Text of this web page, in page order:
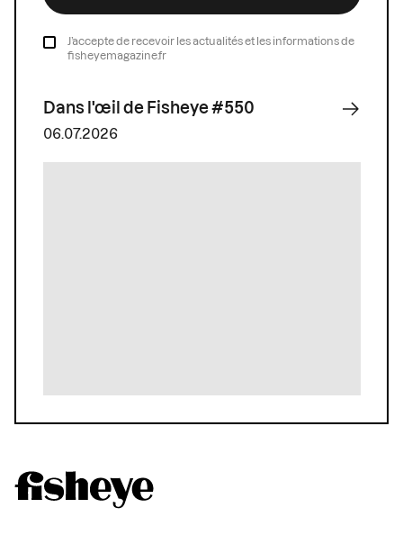
J’accepte de recevoir les actualités et les informations de
fisheyemagazine.fr
Dans l'œil de Fisheye #550
06.07.2026